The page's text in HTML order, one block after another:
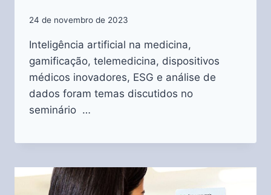
24 de novembro de 2023
Inteligência artificial na medicina,
gamificação, telemedicina, dispositivos
médicos inovadores, ESG e análise de
dados foram temas discutidos no
seminário …